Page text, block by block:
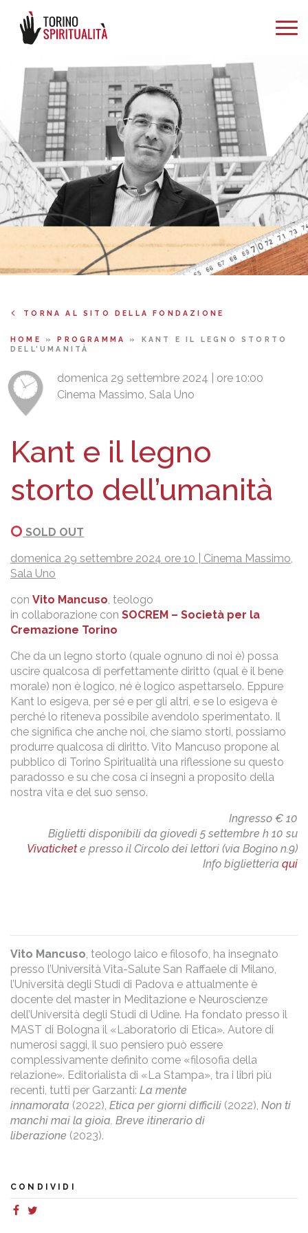
TORNA AL SITO DELLA FONDAZIONE
HOME »PROGRAMMA » KANT E IL LEGNO STORTO
DELL’UMANITÀ
domenica 29 settembre 2024 | ore 10:00
Cinema Massimo, Sala Uno
Kant e il legno
storto dell’umanità
SOLD OUT
domenica 29 settembre 2024 ore 10 | Cinema Massimo,
Sala Uno
con Vito Mancuso , teologo
in collaborazione con SOCREM – Società per la
Cremazione Torino
Che da un legno storto (quale ognuno di noi è) possa
uscire qualcosa di perfettamente diritto (qual è il bene
morale) non è logico, né è logico aspettarselo. Eppure
Kant lo esigeva, per sé e per gli altri, e se lo esigeva è
perché lo riteneva possibile avendolo sperimentato. Il
che significa che anche noi, che siamo storti, possiamo
produrre qualcosa di diritto. Vito Mancuso propone al
pubblico di Torino Spiritualità una riflessione su questo
paradosso e su che cosa ci insegni a proposito della
nostra vita e del suo senso.
Ingresso € 10
Biglietti disponibili da giovedì 5 settembre h 10 su
Vivatickete presso il Circolo dei lettori (via Bogino n.9)
Info biglietteria qui
Vito Mancuso , teologo laico e filosofo, ha insegnato
presso l’Università Vita-Salute San Raffaele di Milano,
l’Università degli Studi di Padova e attualmente è
docente del master in Meditazione e Neuroscienze
dell’Università degli Studi di Udine. Ha fondato presso il
MAST di Bologna il «Laboratorio di Etica». Autore di
numerosi saggi, il suo pensiero può essere
complessivamente definito come «filosofia della
relazione». Editorialista di «La Stampa», tra i libri più
recenti, tutti per Garzanti: La mente
innamorata (2022), Etica per giorni difficili (2022), Non ti
manchi mai la gioia. Breve itinerario di
liberazione (2023).
CONDIVIDI